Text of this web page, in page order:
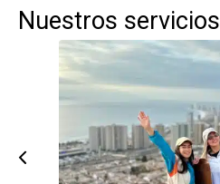
Nuestros servicios